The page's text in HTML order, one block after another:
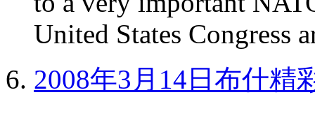
United States Congress
2008年3月14日布什精